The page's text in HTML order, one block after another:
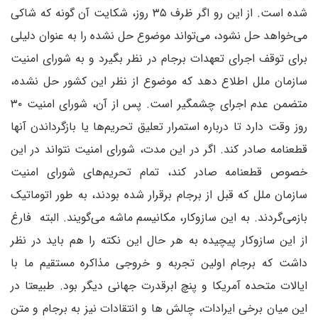
شده است. از این رو اگر ظرف ۳۵ روز، شکایت آن گونه که شاکی
می‌خواهد حل نشود، می‌تواند موضوع حل نشده را به عنوان دلیلی
برای توقف اجرای تعهدات برجام در نظر بگیرد و به شورای امنیت
سازمان ملل اطلاع دهد که موضوع از نظر این کشور حل نشده،
متضمن عدم اجرای چشمگیر است. پس از آن، شورای امنیت ۳۰
روز وقت دارد تا درباره استمرار تعلیق تحریم‌ها یا بازگرداندن آنها
قطعنامه صادر کند. اگر در این مدت، شورای امنیت نتواند در این
خصوص قطعنامه صادر کند، تمام تحریم‌های شورای امنیت
سازمان ملل که قبل از برجام برقرار شده بودند، به طور اتوماتیک
بازمی‌گردند. به این سازوکار، مکانیسم ماشه می‌گویند. البته فارغ
از این سازوکار پیچیده به هر حال این نکته را هم باید در نظر
داشت که برجام اولین تجربه و خروجی مذاکره مستقیم ما با
ایالات متحده آمریکا و پنچ ابرقدرت جهانی دیگر بود. طبیعتا در
این میان برخی ایرادات، چالش ها و انتقادات نیز به برجام و متن